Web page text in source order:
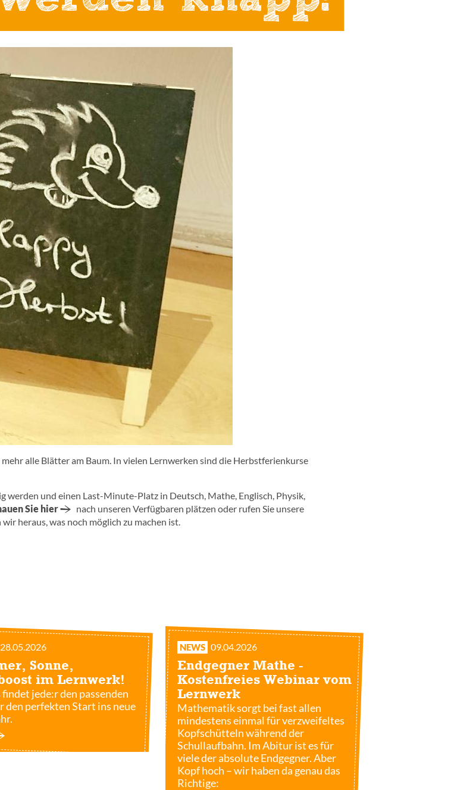
alle Blätter am Baum. In vielen Lernwerken sind die Herbstferienkurse
werden und einen Last-Minute-Platz in Deutsch, Mathe, Englisch, Physik,
Sie hier
nach unseren Verfügbaren plätzen oder rufen Sie unsere
heraus, was noch möglich zu machen ist.
28.05.2026
Sonne,
im Lernwerk!
findet jede:r den passenden
den perfekten Start ins neue
NEWS 09.04.2026
Endgegner Mathe -
Kostenfreies Webinar vom
Lernwerk
Mathematik sorgt bei fast allen
mindestens einmal für verzweifeltes
Kopfschütteln während der
Schullaufbahn. Im Abitur ist es für
viele der absolute Endgegner. Aber
Kopf hoch – wir haben da genau das
Richtige: